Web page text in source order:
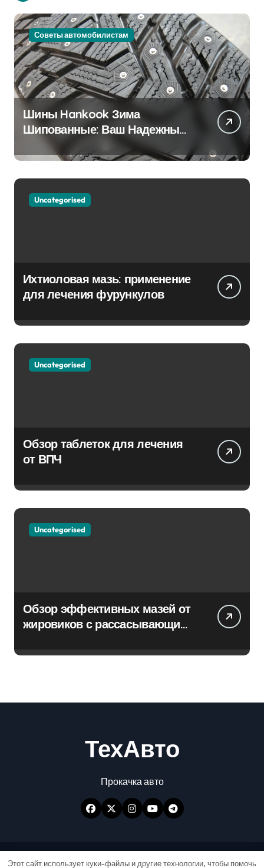
Советы автомобилистам
Шины Hankook Зима
Шипованные: Ваш Надежный
Партнёр на Снежных Дорогах
Uncategorised
Ихтиоловая мазь: применение
для лечения фурункулов
Uncategorised
Обзор таблеток для лечения
от ВПЧ
Uncategorised
Обзор эффективных мазей от
жировиков с рассасывающим
ТехАвто
Прокачка авто
Авторские права © Все права защищены|
Этот сайт использует куки-файлы и другие технологии, чтобы помочь